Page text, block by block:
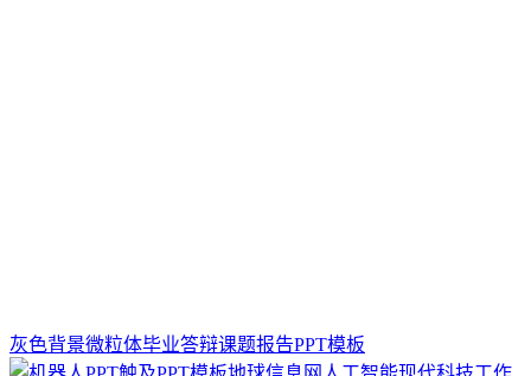
灰色背景微粒体毕业答辩课题报告PPT模板